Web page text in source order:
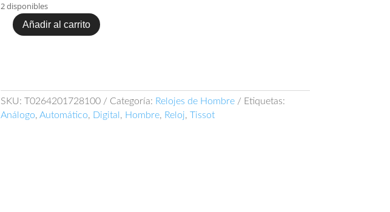
2 disponibles
Tissot
Añadir al carrito
SKU: T0264201728100 Categoría: Relojes de Hombre
Etiquetas:
Análogo, Automático, Digital , Hombre, Reloj, Tissot